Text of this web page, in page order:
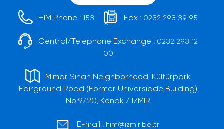
HIM Phone : 153 Fax : 0232 293 39 95
Central/Telephone Exchange : 0232 293 12
00
Mimar Sinan Neighborhood, Kültürpark
Fairground Road (Former Universiade Building)
No:9/20, Konak / İZMİR
E-mail : him@izmir.bel.tr